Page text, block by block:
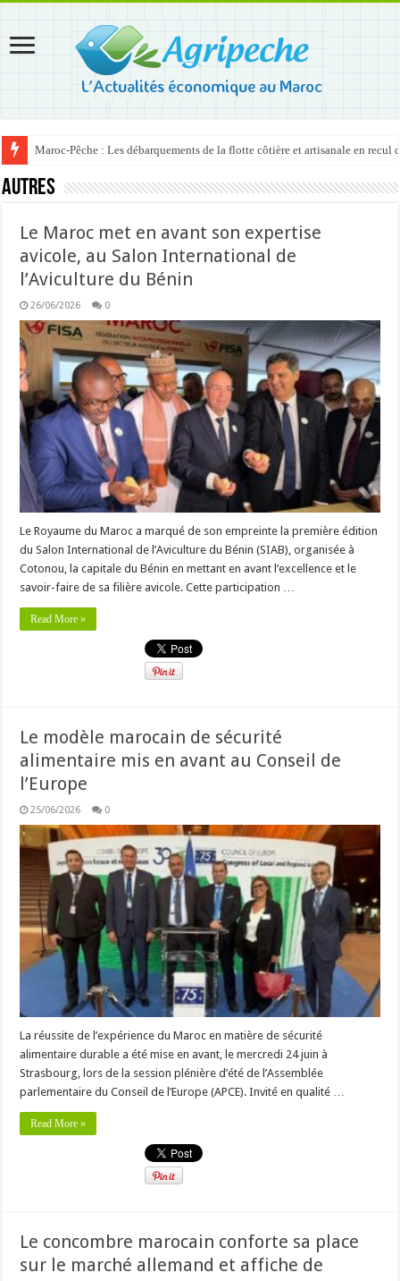
Maroc-Pêche : Les débarquements de la flotte côtière et artisanale en recul
Autres
Le Maroc met en avant son expertise
avicole, au Salon International de
l’Aviculture du Bénin
26/06/2026 0
Le Royaume du Maroc a marqué de son empreinte la première édition
du Salon International de l’Aviculture du Bénin (SIAB), organisée à
Cotonou, la capitale du Bénin en mettant en avant l’excellence et le
savoir-faire de sa filière avicole. Cette participation …
Read More »
Le modèle marocain de sécurité
alimentaire mis en avant au Conseil de
l’Europe
25/06/2026 0
La réussite de l’expérience du Maroc en matière de sécurité
alimentaire durable a été mise en avant, le mercredi 24 juin à
Strasbourg, lors de la session plénière d’été de l’Assemblée
parlementaire du Conseil de l’Europe (APCE). Invité en qualité …
Read More »
Le concombre marocain conforte sa place
sur le marché allemand et affiche de